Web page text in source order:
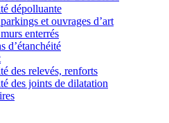
dépolluante
et ouvrages d’art
enterrés
d’étanchéité
des relevés, renforts
des joints de dilatation